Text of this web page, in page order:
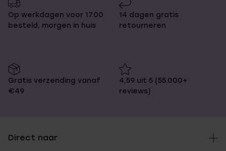
Op werkdagen voor 17.00
besteld, morgen in huis
14 dagen gratis
retourneren
Gratis verzending vanaf
€49
4,59 uit 5 (55.000+
reviews)
Direct naar